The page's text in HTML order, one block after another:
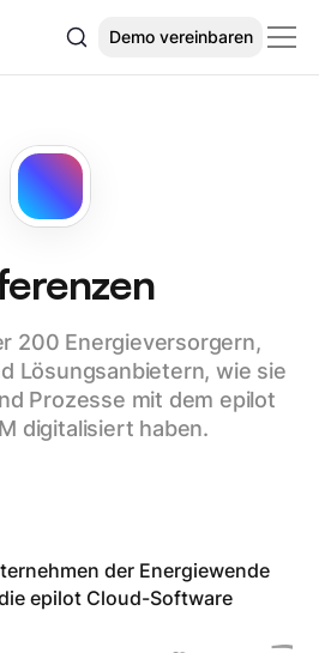
Demo vereinbaren
200 Energieversorgern,
Lösungsanbietern, wie sie
Prozesse mit dem epilot
digitalisiert haben.
der Energiewende
epilot Cloud-Software